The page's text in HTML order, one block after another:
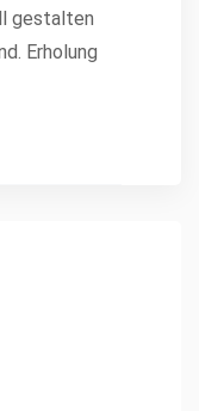
gestalten
Erholung